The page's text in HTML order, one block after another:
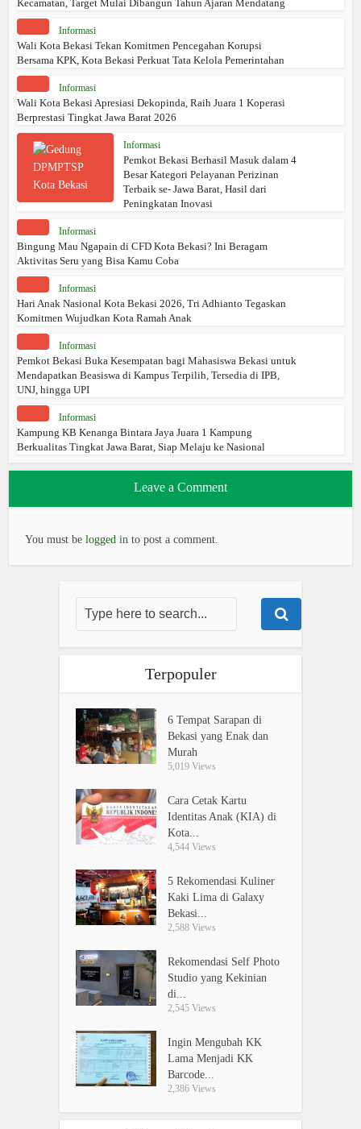
Kecamatan, Target Mulai Dibangun Tahun Ajaran Mendatang
Informasi
Wali Kota Bekasi Tekan Komitmen Pencegahan Korupsi
Bersama KPK, Kota Bekasi Perkuat Tata Kelola Pemerintahan
Informasi
Wali Kota Bekasi Apresiasi Dekopinda, Raih Juara 1 Koperasi
Berprestasi Tingkat Jawa Barat 2026
Informasi
Pemkot Bekasi Berhasil Masuk dalam 4
Besar Kategori Pelayanan Perizinan
Terbaik se- Jawa Barat, Hasil dari
Peningkatan Inovasi
Informasi
Bingung Mau Ngapain di CFD Kota Bekasi? Ini Beragam
Aktivitas Seru yang Bisa Kamu Coba
Informasi
Hari Anak Nasional Kota Bekasi 2026, Tri Adhianto Tegaskan
Komitmen Wujudkan Kota Ramah Anak
Informasi
Pemkot Bekasi Buka Kesempatan bagi Mahasiswa Bekasi untuk
Mendapatkan Beasiswa di Kampus Terpilih, Tersedia di IPB,
UNJ, hingga UPI
Informasi
Kampung KB Kenanga Bintara Jaya Juara 1 Kampung
Berkualitas Tingkat Jawa Barat, Siap Melaju ke Nasional
Leave a Comment
You must belogged in to post a comment.
Terpopuler
6 Tempat Sarapan di
Bekasi yang Enak dan
Murah
5,019 Views
Cara Cetak Kartu
Identitas Anak (KIA) di
Kota...
4,544 Views
5 Rekomendasi Kuliner
Kaki Lima di Galaxy
Bekasi...
2,588 Views
Rekomendasi Self Photo
Studio yang Kekinian
di...
2,545 Views
Ingin Mengubah KK
Lama Menjadi KK
Barcode...
2,386 Views